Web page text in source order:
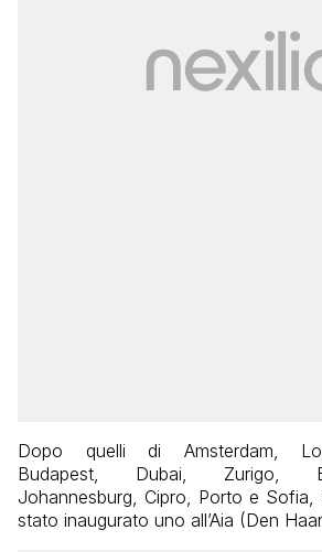
Dopo quelli di Amsterdam,
Budapest, Dubai, Zurigo,
Johannesburg, Cipro, Porto e
stato inaugurato uno all’Aia (Den